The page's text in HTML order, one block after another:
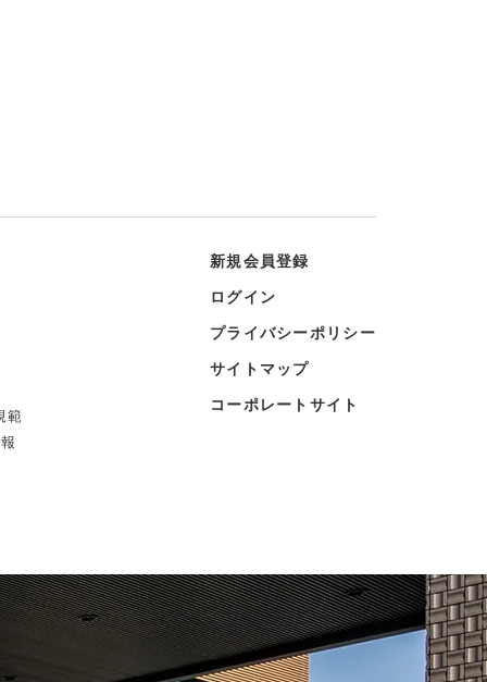
範
新規会員登録
ログイン
プライバシーポリシー
サイトマップ
コーポレートサイト